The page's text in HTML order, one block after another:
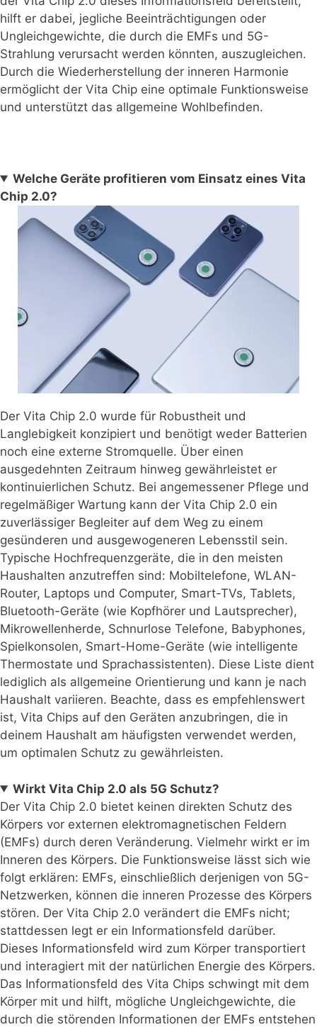
hilft er dabei, jegliche Beeinträchtigungen oder
Ungleichgewichte, die durch die EMFs und 5G-
Strahlung verursacht werden könnten, auszugleichen.
Durch die Wiederherstellung der inneren Harmonie
ermöglicht der Vita Chip eine optimale Funktionsweise
und unterstützt das allgemeine Wohlbefinden.
Welche Geräte profitieren vom Einsatz eines Vita
Chip 2.0?
Der Vita Chip 2.0 wurde für Robustheit und
Langlebigkeit konzipiert und benötigt weder Batterien
noch eine externe Stromquelle. Über einen
ausgedehnten Zeitraum hinweg gewährleistet er
kontinuierlichen Schutz. Bei angemessener Pflege und
regelmäßiger Wartung kann der Vita Chip 2.0 ein
zuverlässiger Begleiter auf dem Weg zu einem
gesünderen und ausgewogeneren Lebensstil sein.
Typische Hochfrequenzgeräte, die in den meisten
Haushalten anzutreffen sind: Mobiltelefone, WLAN-
Router, Laptops und Computer, Smart-TVs, Tablets,
Bluetooth-Geräte (wie Kopfhörer und Lautsprecher),
Mikrowellenherde, Schnurlose Telefone, Babyphones,
Spielkonsolen, Smart-Home-Geräte (wie intelligente
Thermostate und Sprachassistenten). Diese Liste dient
lediglich als allgemeine Orientierung und kann je nach
Haushalt variieren. Beachte, dass es empfehlenswert
ist, Vita Chips auf den Geräten anzubringen, die in
deinem Haushalt am häufigsten verwendet werden,
um optimalen Schutz zu gewährleisten.
Wirkt Vita Chip 2.0 als 5G Schutz?
Der Vita Chip 2.0 bietet keinen direkten Schutz des
Körpers vor externen elektromagnetischen Feldern
(EMFs) durch deren Veränderung. Vielmehr wirkt er im
Inneren des Körpers. Die Funktionsweise lässt sich wie
folgt erklären: EMFs, einschließlich derjenigen von 5G-
Netzwerken, können die inneren Prozesse des Körpers
stören. Der Vita Chip 2.0 verändert die EMFs nicht;
stattdessen legt er ein Informationsfeld darüber.
Dieses Informationsfeld wird zum Körper transportiert
und interagiert mit der natürlichen Energie des Körpers.
Das Informationsfeld des Vita Chips schwingt mit dem
Körper mit und hilft, mögliche Ungleichgewichte, die
durch die störenden Informationen der EMFs entstehen